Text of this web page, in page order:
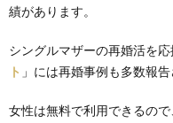
績があります。
シングルマザーの再婚活を
ト 」には再婚事例も多数報告
女性は無料で利用できるので